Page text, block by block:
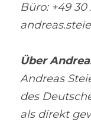
Büro: +49 30
Über
Andreas
des
als direkt